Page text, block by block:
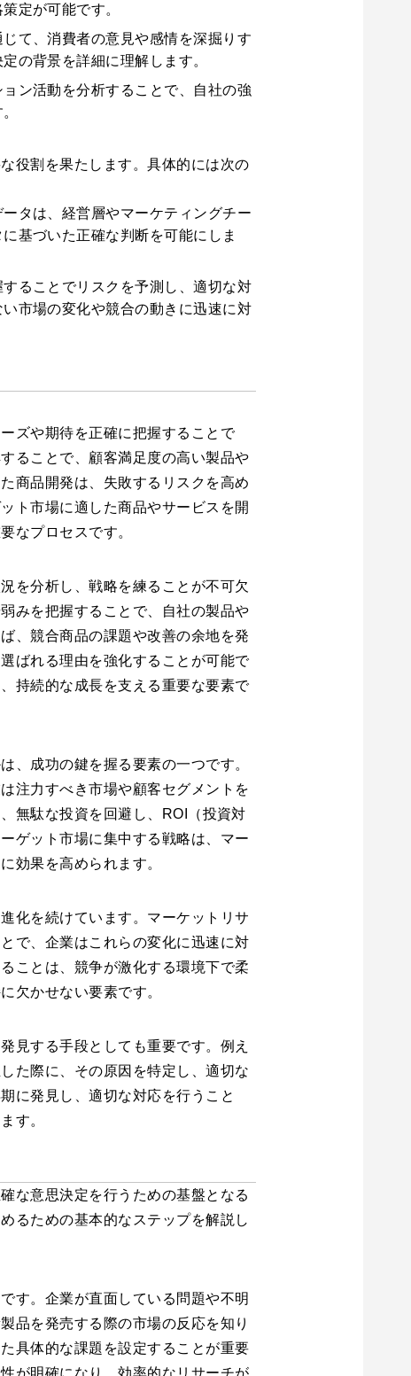
定が可能です。
て、消費者の意見や感情を深掘りす
の背景を詳細に理解します。
ン活動を分析することで、自社の強
役割を果たします。具体的には次の
タは、経営層やマーケティングチー
基づいた正確な判断を可能にしま
ることでリスクを予測し、適切な対
市場の変化や競合の動きに迅速に対
ズや期待を正確に把握することで
ることで、顧客満足度の高い製品や
商品開発は、失敗するリスクを高め
ト市場に適した商品やサービスを開
なプロセスです。
を分析し、戦略を練ることが不可欠
みを把握することで、自社の製品や
、競合商品の課題や改善の余地を発
ばれる理由を強化することが可能で
持続的な成長を支える重要な要素で
、成功の鍵を握る要素の一つです。
注力すべき市場や顧客セグメントを
無駄な投資を回避し、ROI（投資対
ゲット市場に集中する戦略は、マー
効果を高められます。
化を続けています。マーケットリサ
で、企業はこれらの変化に迅速に対
ことは、競争が激化する環境下で柔
欠かせない要素です。
見する手段としても重要です。例え
た際に、その原因を特定し、適切な
に発見し、適切な対応を行うこと
す。
な意思決定を行うための基盤となる
るための基本的なステップを解説し
す。企業が直面している問題や不明
品を発売する際の市場の反応を知り
具体的な課題を設定することが重要
が明確になり、効率的なリサーチが